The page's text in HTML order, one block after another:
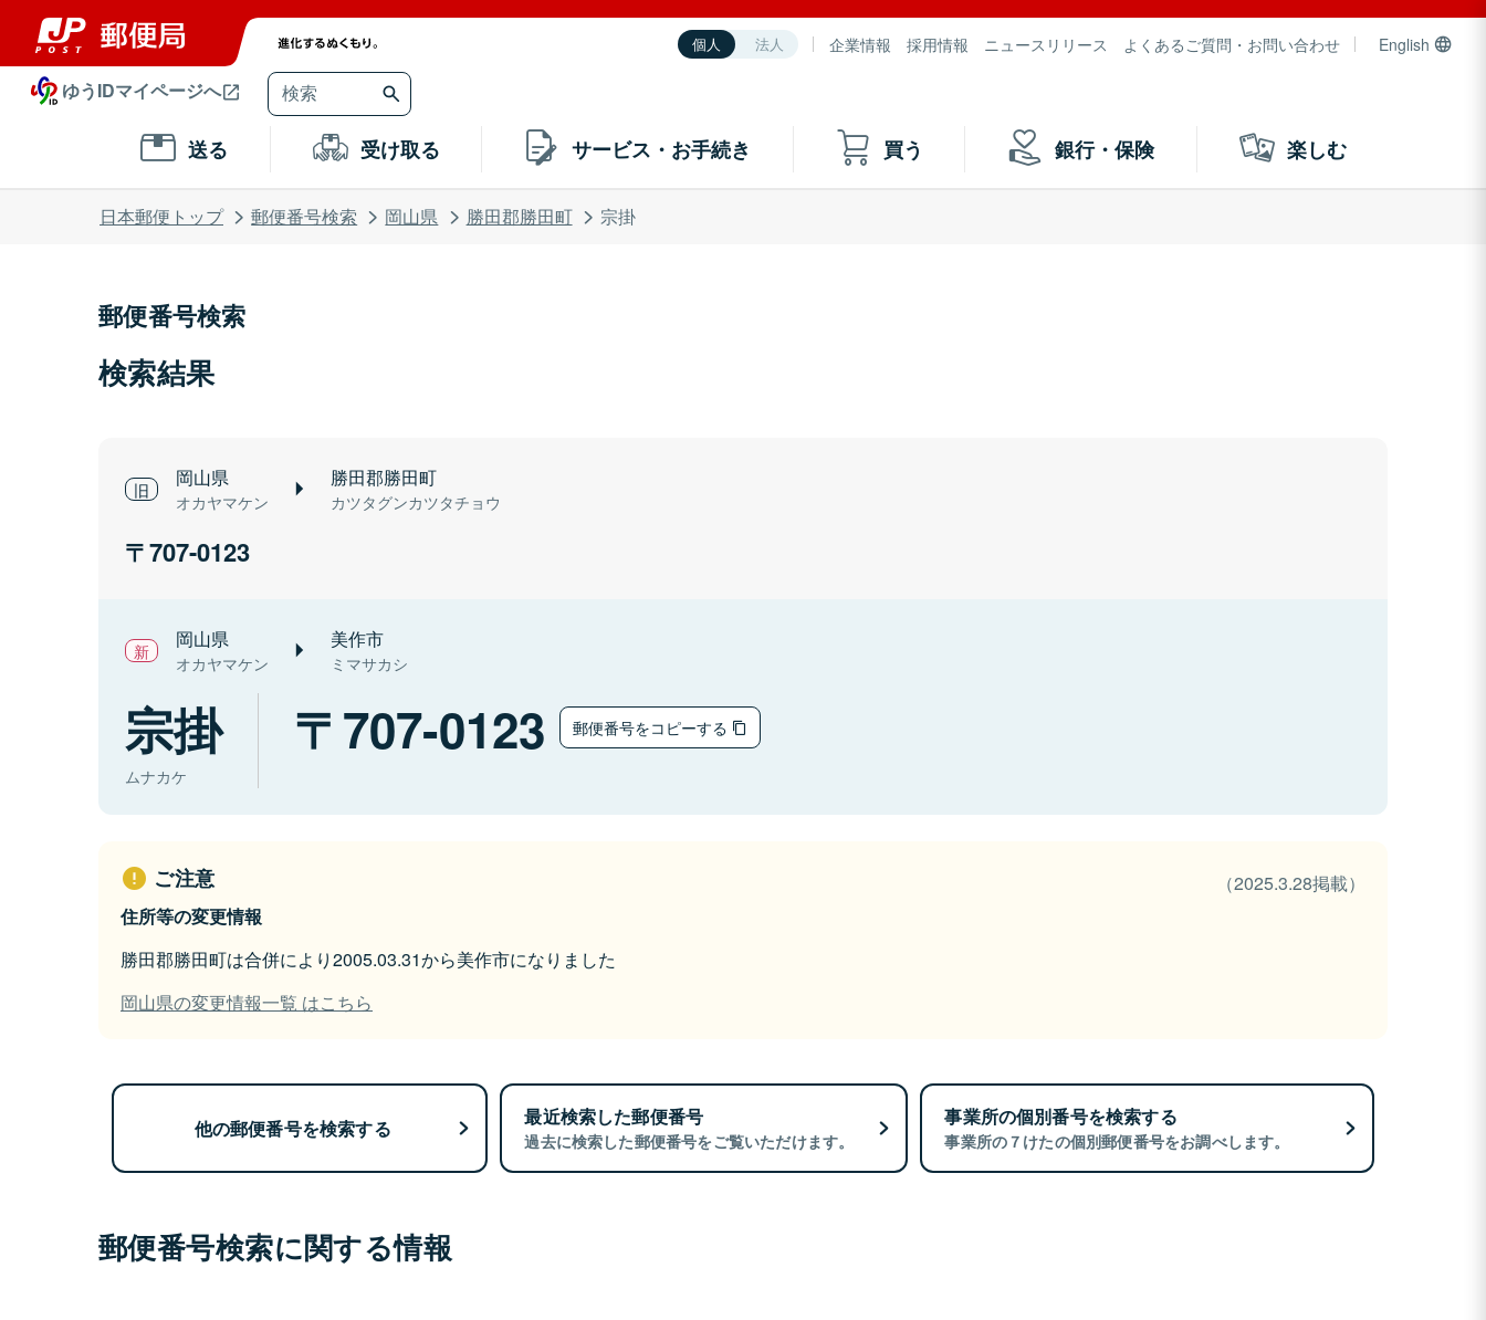
個人 法人 企業情報 採用情報 ニュースリリース よくあるご質問・お問い合わせ English
ゆうIDマイページへ
送る 受け取る サービス・お手続き 買う 銀行・保険 楽しむ
日本郵便トップ 郵便番号検索 岡山県 勝田郡勝田町 宗掛
郵便番号検索
検索結果
岡山県
オカヤマケン
勝田郡勝田町
カツタグンカツタチョウ
707-0123
岡山県
オカヤマケン
美作市
ミマサカシ
宗掛
ムナカケ
707-0123 郵便番号をコピーする
ご注意
（2025.3.28掲載）
住所等の変更情報
勝田郡勝田町は合併により2005.03.31から美作市になりました
岡山県の変更情報一覧 はこちら
他の郵便番号を検索する 最近検索した郵便番号
過去に検索した郵便番号をご覧いただけます。
事業所の個別番号を検索する
事業所の７けたの個別郵便番号をお調べします。
郵便番号検索に関する情報